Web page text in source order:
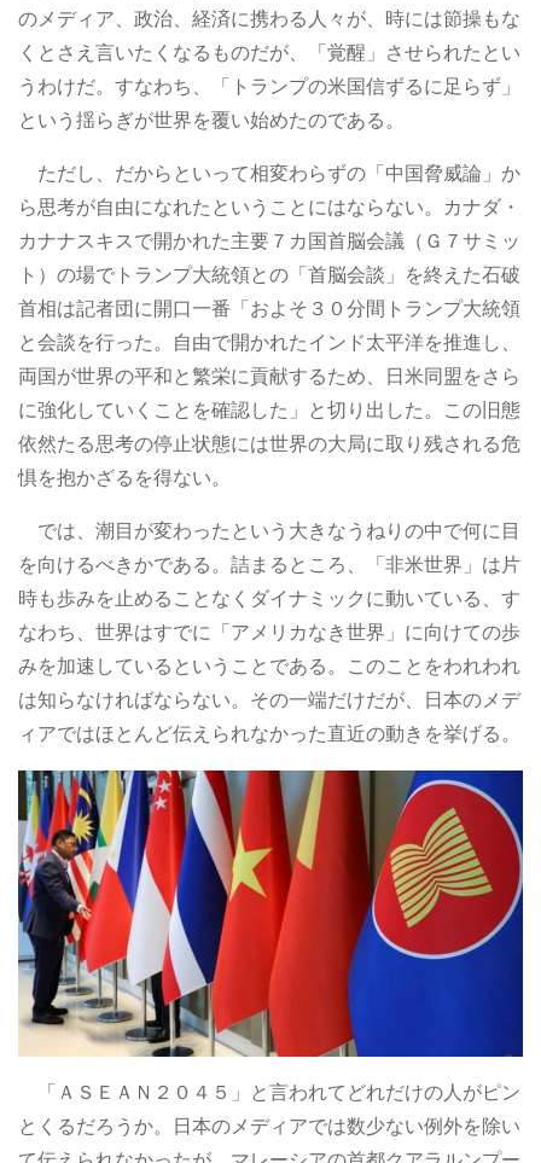
のメディア、政治、経済に携わる人々が、時には節操もな
くとさえ言いたくなるものだが、「覚醒」させられたとい
うわけだ。すなわち、「トランプの米国信ずるに足らず」
という揺らぎが世界を覆い始めたのである。
ただし、だからといって相変わらずの「中国脅威論」か
ら思考が自由になれたということにはならない。カナダ・
カナナスキスで開かれた主要７カ国首脳会議（Ｇ７サミッ
ト）の場でトランプ大統領との「首脳会談」を終えた石破
首相は記者団に開口一番「およそ３０分間トランプ大統領
と会談を行った。自由で開かれたインド太平洋を推進し、
両国が世界の平和と繁栄に貢献するため、日米同盟をさら
に強化していくことを確認した」と切り出した。この旧態
依然たる思考の停止状態には世界の大局に取り残される危
惧を抱かざるを得ない。
では、潮目が変わったという大きなうねりの中で何に目
を向けるべきかである。詰まるところ、「非米世界」は片
時も歩みを止めることなくダイナミックに動いている、す
なわち、世界はすでに「アメリカなき世界」に向けての歩
みを加速しているということである。このことをわれわれ
は知らなければならない。その一端だけだが、日本のメデ
ィアではほとんど伝えられなかった直近の動きを挙げる。
「ＡＳＥＡＮ２０４５」と言われてどれだけの人がピン
とくるだろうか。日本のメディアでは数少ない例外を除い